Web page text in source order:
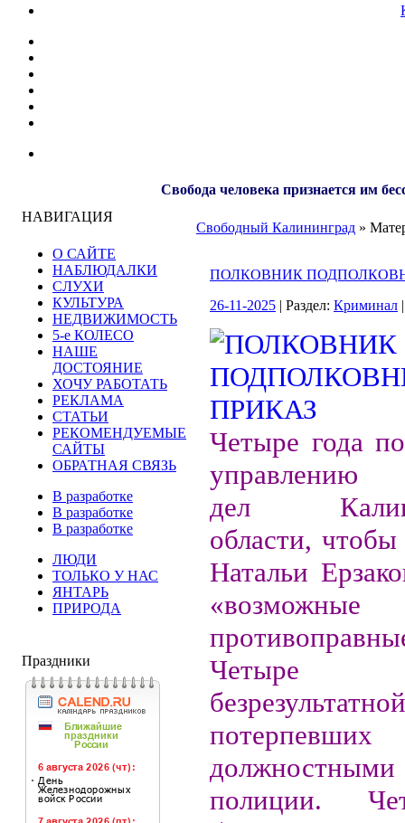
Свобода человека признается им
НАВИГАЦИЯ
О САЙТЕ
НАБЛЮДАЛКИ
СЛУХИ
КУЛЬТУРА
НЕДВИЖИМОСТЬ
5-е КОЛЕСО
НАШЕ
ДОСТОЯНИЕ
ХОЧУ РАБОТАТЬ
РЕКЛАМА
СТАТЬИ
РЕКОМЕНДУЕМЫЕ
САЙТЫ
ОБРАТНАЯ СВЯЗЬ
В разработке
В разработке
В разработке
ЛЮДИ
ТОЛЬКО У НАС
ЯНТАРЬ
ПРИРОДА
Праздники
Свободный Калининград »
ПОЛКОВНИК
26-11-2025 | Раздел: Криминал
Четыре года
управлению
дел
области,
Натальи
«возможные
полиции.